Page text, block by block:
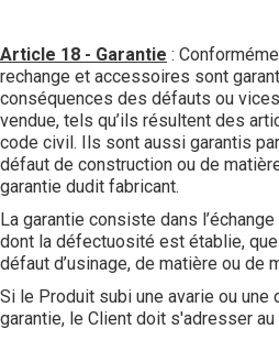
Article 18 - Garantie :
rechange et accessoires sont
conséquences des défauts ou
vendue, tels qu’ils résultent des
code civil. Ils sont aussi garantis
défaut de construction ou de
garantie dudit fabricant.
La garantie consiste dans
dont la défectuosité est établie,
défaut d’usinage, de matière ou de
Si le Produit subi une avarie ou
garantie, le Client doit s'adresser au